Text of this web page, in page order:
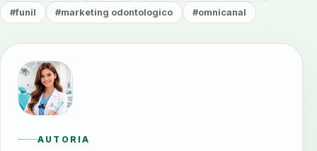
#funil #marketing odontologico #omnicanal
AUTORIA